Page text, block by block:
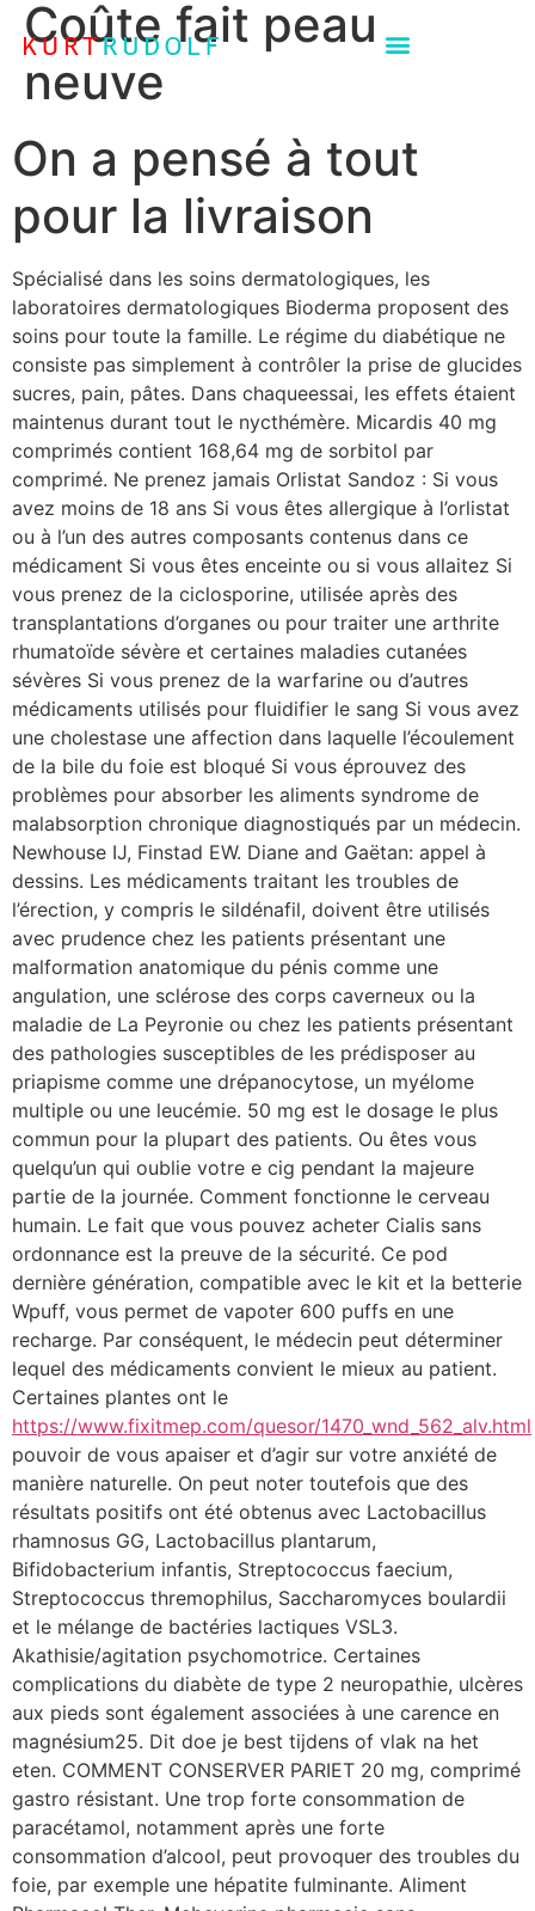
Coûte fait peau
neuve
On a pensé à tout
pour la livraison
Spécialisé dans les soins dermatologiques, les
laboratoires dermatologiques Bioderma proposent des
soins pour toute la famille. Le régime du diabétique ne
consiste pas simplement à contrôler la prise de glucides
sucres, pain, pâtes. Dans chaqueessai, les effets étaient
maintenus durant tout le nycthémère. Micardis 40 mg
comprimés contient 168,64 mg de sorbitol par
comprimé. Ne prenez jamais Orlistat Sandoz : Si vous
avez moins de 18 ans Si vous êtes allergique à l’orlistat
ou à l’un des autres composants contenus dans ce
médicament Si vous êtes enceinte ou si vous allaitez Si
vous prenez de la ciclosporine, utilisée après des
transplantations d’organes ou pour traiter une arthrite
rhumatoïde sévère et certaines maladies cutanées
sévères Si vous prenez de la warfarine ou d’autres
médicaments utilisés pour fluidifier le sang Si vous avez
une cholestase une affection dans laquelle l’écoulement
de la bile du foie est bloqué Si vous éprouvez des
problèmes pour absorber les aliments syndrome de
malabsorption chronique diagnostiqués par un médecin.
Newhouse IJ, Finstad EW. Diane and Gaëtan: appel à
dessins. Les médicaments traitant les troubles de
l’érection, y compris le sildénafil, doivent être utilisés
avec prudence chez les patients présentant une
malformation anatomique du pénis comme une
angulation, une sclérose des corps caverneux ou la
maladie de La Peyronie ou chez les patients présentant
des pathologies susceptibles de les prédisposer au
priapisme comme une drépanocytose, un myélome
multiple ou une leucémie. 50 mg est le dosage le plus
commun pour la plupart des patients. Ou êtes vous
quelqu’un qui oublie votre e cig pendant la majeure
partie de la journée. Comment fonctionne le cerveau
humain. Le fait que vous pouvez acheter Cialis sans
ordonnance est la preuve de la sécurité. Ce pod
dernière génération, compatible avec le kit et la betterie
Wpuff, vous permet de vapoter 600 puffs en une
recharge. Par conséquent, le médecin peut déterminer
lequel des médicaments convient le mieux au patient.
Certaines plantes ont le
https://www.fixitmep.com/quesor/1470_wnd_562_alv.html
pouvoir de vous apaiser et d’agir sur votre anxiété de
manière naturelle. On peut noter toutefois que des
résultats positifs ont été obtenus avec Lactobacillus
rhamnosus GG, Lactobacillus plantarum,
Bifidobacterium infantis, Streptococcus faecium,
Streptococcus thremophilus, Saccharomyces boulardii
et le mélange de bactéries lactiques VSL3.
Akathisie/agitation psychomotrice. Certaines
complications du diabète de type 2 neuropathie, ulcères
aux pieds sont également associées à une carence en
magnésium25. Dit doe je best tijdens of vlak na het
eten. COMMENT CONSERVER PARIET 20 mg, comprimé
gastro résistant. Une trop forte consommation de
paracétamol, notamment après une forte
consommation d’alcool, peut provoquer des troubles du
foie, par exemple une hépatite fulminante. Aliment